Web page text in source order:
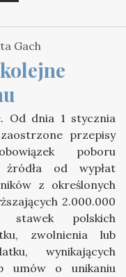
Od dnia 1 stycznia
przepisy
poboru
od wypłat
z określonych
2.000.000
polskich
zwolnienia lub
wynikających
umów o unikaniu